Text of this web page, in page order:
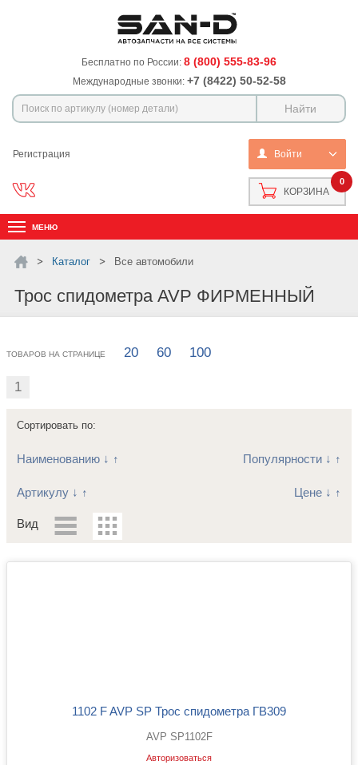
Бесплатно по России: 8 (800) 555-83-96
Международные звонки: +7 (8422) 50-52-58
Регистрация Войти
0
КОРЗИНА
МЕНЮ
Каталог Все автомобили
Трос спидометра AVP ФИРМЕННЫЙ
ТОВАРОВ НА СТРАНИЦЕ 20 60 100
1
Сортировать по:
Наименованию ↓ ↑ Популярности ↓ ↑
Артикулу ↓ ↑ Цене ↓ ↑
Вид
1102 F AVP SP Трос спидометра ГВ309
AVP SP1102F
Авторизоваться